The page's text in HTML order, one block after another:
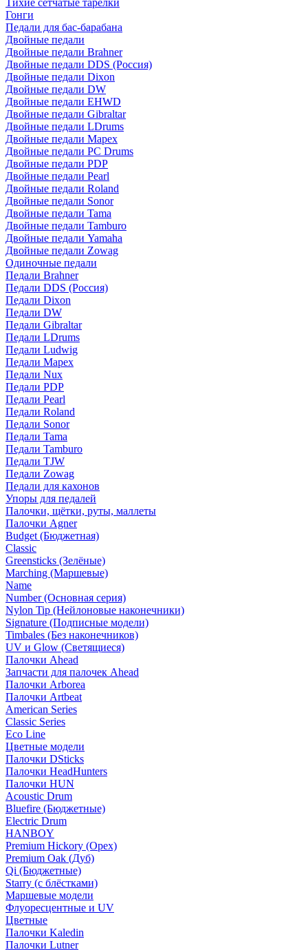
Тихие сетчатые тарелки
Гонги
Педали для бас-барабана
Двойные педали
Двойные педали Brahner
Двойные педали DDS (Россия)
Двойные педали Dixon
Двойные педали DW
Двойные педали EHWD
Двойные педали Gibraltar
Двойные педали LDrums
Двойные педали Mapex
Двойные педали PC Drums
Двойные педали PDP
Двойные педали Pearl
Двойные педали Roland
Двойные педали Sonor
Двойные педали Tama
Двойные педали Tamburo
Двойные педали Yamaha
Двойные педали Zowag
Одиночные педали
Педали Brahner
Педали DDS (Россия)
Педали Dixon
Педали DW
Педали Gibraltar
Педали LDrums
Педали Ludwig
Педали Mapex
Педали Nux
Педали PDP
Педали Pearl
Педали Roland
Педали Sonor
Педали Tama
Педали Tamburo
Педали TJW
Педали Zowag
Педали для кахонов
Упоры для педалей
Палочки, щётки, руты, маллеты
Палочки Agner
Budget (Бюджетная)
Classic
Greensticks (Зелёные)
Marching (Маршевые)
Name
Number (Основная серия)
Nylon Tip (Нейлоновые наконечники)
Signature (Подписные модели)
Timbales (Без наконечников)
UV и Glow (Светящиеся)
Палочки Ahead
Запчасти для палочек Ahead
Палочки Arborea
Палочки Artbeat
American Series
Classic Series
Eco Line
Цветные модели
Палочки DSticks
Палочки HeadHunters
Палочки HUN
Acoustic Drum
Bluefire (Бюджетные)
Electric Drum
HANBOY
Premium Hickory (Орех)
Premium Oak (Дуб)
Qi (Бюджетные)
Starry (с блёстками)
Маршевые модели
Флуоресцентные и UV
Цветные
Палочки Kaledin
Палочки Lutner